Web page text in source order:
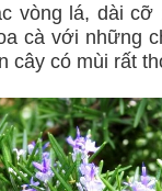
vòng lá, dài cỡ
cà với những
cây có mùi rất